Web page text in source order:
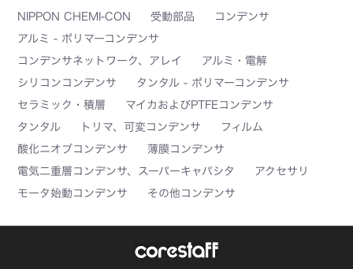
NIPPON CHEMI-CON 受動部品
コンデンサ
アルミ - ポリマーコンデンサ
コンデンサネットワーク、アレイ
アルミ・電解
シリコンコンデンサ
タンタル - ポリマーコンデンサ
セラミック・積層
マイカおよびPTFEコンデンサ
タンタル
トリマ、可変コンデンサ
フィルム
酸化ニオブコンデンサ
薄膜コンデンサ
電気二重層コンデンサ、スーパーキャパシタ
アクセサリ
モータ始動コンデンサ
その他コンデンサ